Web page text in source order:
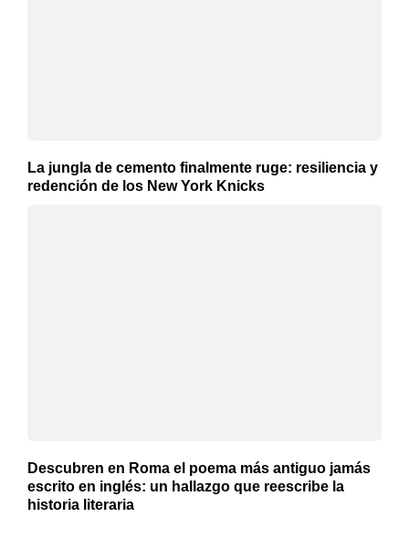
La jungla de cemento finalmente ruge: resiliencia y
redención de los New York Knicks
Descubren en Roma el poema más antiguo jamás
escrito en inglés: un hallazgo que reescribe la
historia literaria